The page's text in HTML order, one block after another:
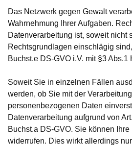
Das Netzwerk gegen Gewalt
Wahrnehmung Ihrer Aufgaben.
Datenverarbeitung ist, soweit nicht
Rechtsgrundlagen einschlägig
Buchst.e DS-GVO i.V. mit §3 Abs.1
Soweit Sie in einzelnen Fällen
werden, ob Sie mit der
personenbezogenen Daten
Datenverarbeitung aufgrund von
Buchst.a DS-GVO. Sie können
widerrufen. Dies wirkt allerdings